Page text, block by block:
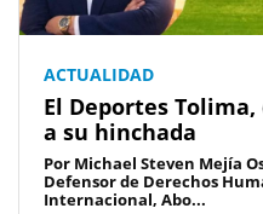
ACTUALIDAD
El Deportes
a su hinchada
Por Michael Steven Mejía
Defensor de Derechos
Internacional, Abo...